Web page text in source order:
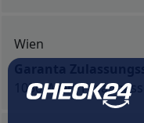
Wien
Garanta
1030 Wien,